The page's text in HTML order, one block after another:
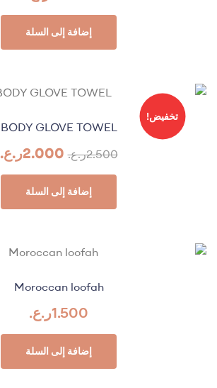
إضافة إلى السلة
تخفيض!
BODY GLOVE TOWEL
2.500ر.ع. 2.000ر.ع.
إضافة إلى السلة
Moroccan loofah
1.500ر.ع.
إضافة إلى السلة